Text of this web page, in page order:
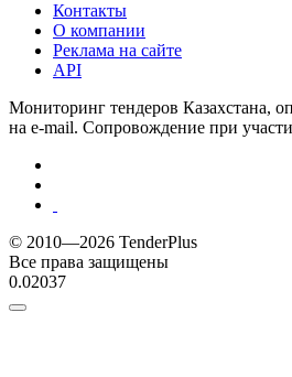
Контакты
О компании
Реклама на сайте
API
Мониторинг тендеров Казахстана,
на e-mail. Сопровождение при
© 2010—2026 TenderPlus
Все права защищены
0.02037